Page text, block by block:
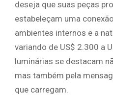
deseja que suas peças
estabeleçam uma
ambientes internos e a
variando de US$ 2.300 a
luminárias se destacam
mas também pela
que carregam.